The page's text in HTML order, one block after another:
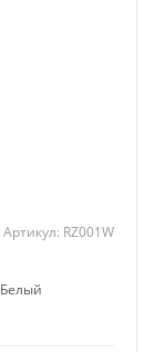
Артикул: RZ001W